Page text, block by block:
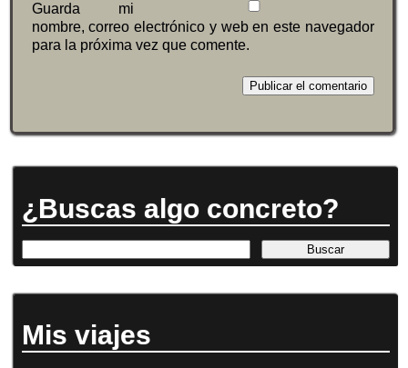
Guarda mi
nombre, correo electrónico y web en este navegador
para la próxima vez que comente.
¿Buscas algo concreto?
Mis viajes